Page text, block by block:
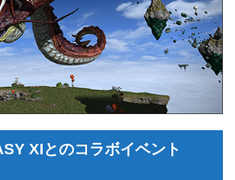
XIとのコラボイベント